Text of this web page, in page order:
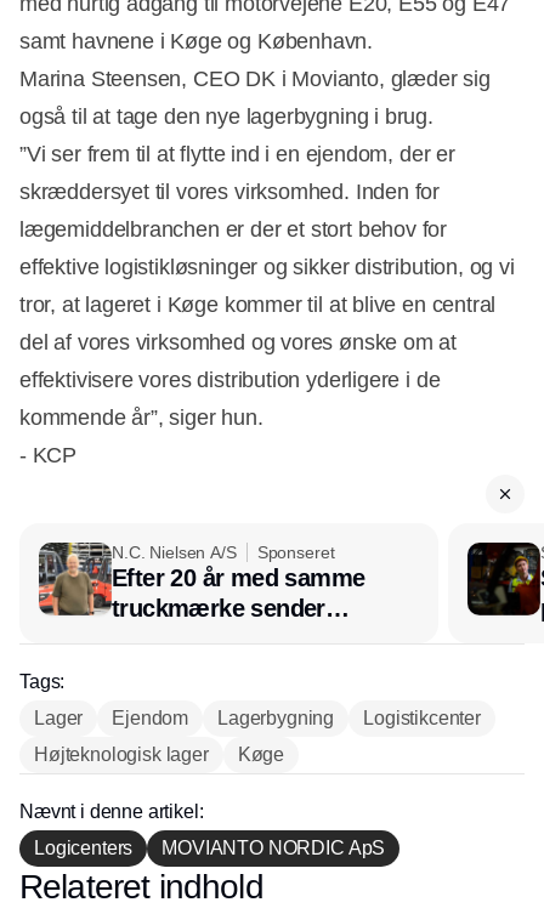
samt havnene i Køge og København.
Marina Steensen, CEO DK i Movianto, glæder sig
også til at tage den nye lagerbygning i brug.
”Vi ser frem til at flytte ind i en ejendom, der er
skræddersyet til vores virksomhed. Inden for
lægemiddelbranchen er der et stort behov for
effektive logistikløsninger og sikker distribution, og vi
tror, at lageret i Køge kommer til at blive en central
del af vores virksomhed og vores ønske om at
effektivisere vores distribution yderligere i de
kommende år”, siger hun.
- KCP
N.C. Nielsen A/S Sponseret
Efter 20 år med samme
truckmærke sender
lagerchef stafetten videre
Tags:
Lager
Ejendom Lagerbygning
Logistikcenter
Højteknologisk lager
Køge
Nævnt i denne artikel:
Logicenters
MOVIANTO NORDIC ApS
Annonce
Relateret indhold